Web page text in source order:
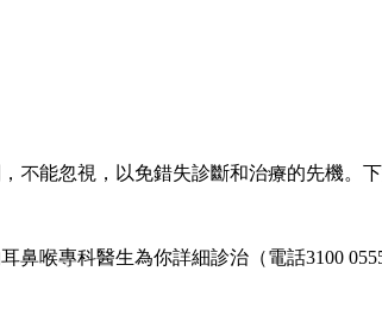
能忽視，以免錯失診斷和治療的先機。
鼻喉專科醫生為你詳細診治（電話3100